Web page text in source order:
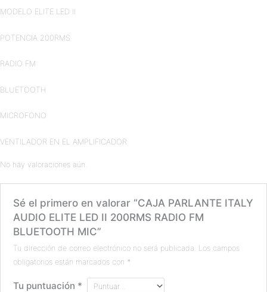
MODELO ELITE LED II
POTENCIA 200RMS
RADIO FM
BLUETOOTH
MICROFONO
VENTILADOR EN EL AMPLIFICADOR
No hay valoraciones aún.
Sé el primero en valorar “CAJA PARLANTE ITALY
AUDIO ELITE LED II 200RMS RADIO FM
BLUETOOTH MIC”
Tu dirección de correo electrónico no será publicada. Los campos
obligatorios están marcados con *
Tu puntuación *